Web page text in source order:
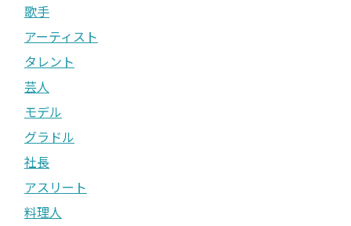
歌手
アーティスト
タレント
芸人
モデル
グラドル
社長
アスリート
料理人